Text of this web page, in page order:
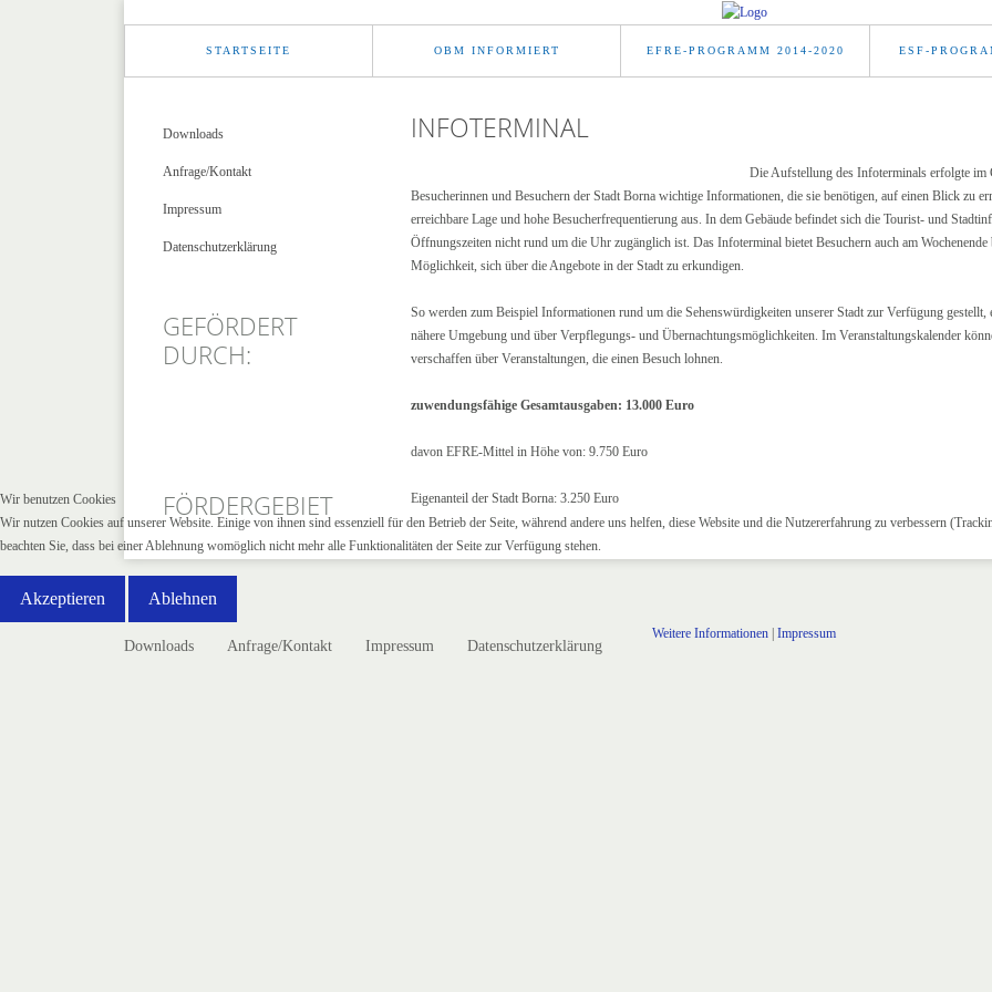
STARTSEITE OBM INFORMIERT EFRE-PROGRAMM 2014-2020 ESF-
Downloads
Anfrage/Kontakt
Impressum
Datenschutzerklärung
GEFÖRDERT
DURCH:
FÖRDERGEBIET:
INFOTERMINAL
Die Aufstellung des Infoterminals erfolgte im
Besucherinnen und Besuchern der Stadt Borna wichtige Informationen, die sie benötigen, auf einen Blick zu
erreichbare Lage und hohe Besucherfrequentierung aus. In dem Gebäude befindet sich die Tourist- und
Öffnungszeiten nicht rund um die Uhr zugänglich ist. Das Infoterminal bietet Besuchern auch am
Möglichkeit, sich über die Angebote in der Stadt zu erkundigen.
So werden zum Beispiel Informationen rund um die Sehenswürdigkeiten unserer Stadt zur Verfügung
nähere Umgebung und über Verpflegungs- und Übernachtungsmöglichkeiten. Im Veranstaltungskalender
verschaffen über Veranstaltungen, die einen Besuch lohnen.
zuwendungsfähige Gesamtausgaben: 13.000 Euro
davon EFRE-Mittel in Höhe von: 9.750 Euro
Eigenanteil der Stadt Borna: 3.250 Euro
Downloads Anfrage/Kontakt Impressum Datenschutzerklärung
Wir benutzen Cookies
Wir nutzen Cookies auf unserer Website. Einige von ihnen sind essenziell für den Betrieb der Seite, während andere uns helfen, diese Website und die Nutzererfahrung zu verbessern
beachten Sie, dass bei einer Ablehnung womöglich nicht mehr alle Funktionalitäten der Seite zur Verfügung stehen.
Akzeptieren Ablehnen
Weitere Informationen Impressum